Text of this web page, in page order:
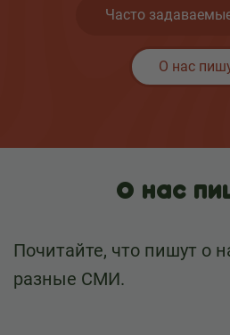
Часто
О нас
О нас
Почитайте, что пишут о
разные СМИ.